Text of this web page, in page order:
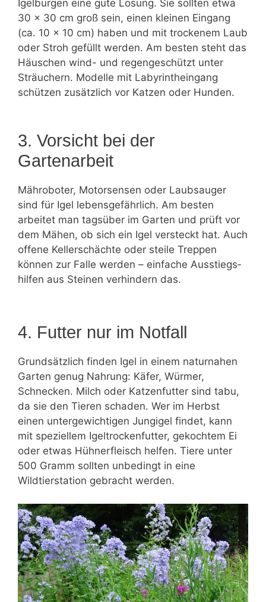
Igelburgen eine gute Lösung. Sie sollten etwa
30 × 30 cm groß sein, einen kleinen Eingang
(ca. 10 × 10 cm) haben und mit trockenem Laub
oder Stroh gefüllt werden. Am besten steht das
Häuschen wind- und regengeschützt unter
Sträuchern. Modelle mit Labyrintheingang
schützen zusätzlich vor Katzen oder Hunden.
3. Vorsicht bei der
Gartenarbeit
Mähroboter, Motorsensen oder Laubsauger
sind für Igel lebensgefährlich. Am besten
arbeitet man tagsüber im Garten und prüft vor
dem Mähen, ob sich ein Igel versteckt hat. Auch
offene Kellerschächte oder steile Treppen
können zur Falle werden – einfache Ausstiegs­
hilfen aus Steinen verhindern das.
4. Futter nur im Notfall
Grundsätzlich finden Igel in einem naturnahen
Garten genug Nahrung: Käfer, Würmer,
Schnecken. Milch oder Katzenfutter sind tabu,
da sie den Tieren schaden. Wer im Herbst
einen untergewichtigen Jungigel findet, kann
mit speziellem Igeltrockenfutter, gekochtem Ei
oder etwas Hühnerfleisch helfen. Tiere unter
500 Gramm sollten unbedingt in eine
Wildtierstation gebracht werden.